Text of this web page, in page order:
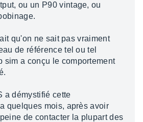
ou un P90 vintage, ou
qu'on ne sait pas vraiment
de référence tel ou tel
sim a conçu le comportement
a démystifié cette
quelques mois, après avoir
de contacter la plupart des